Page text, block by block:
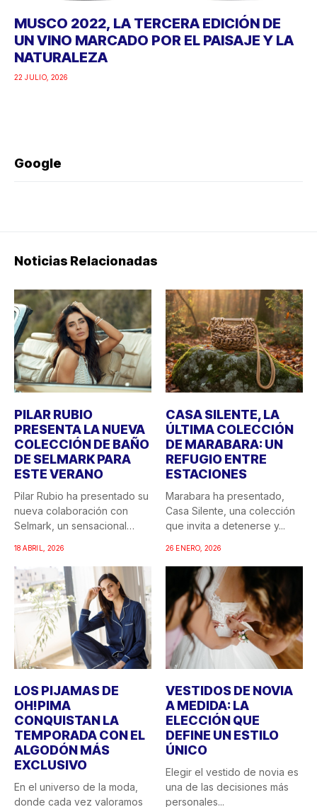
MUSCO 2022, LA TERCERA EDICIÓN DE
UN VINO MARCADO POR EL PAISAJE Y LA
NATURALEZA
22 JULIO, 2026
Google
Noticias Relacionadas
PILAR RUBIO
PRESENTA LA NUEVA
COLECCIÓN DE BAÑO
DE SELMARK PARA
ESTE VERANO
Pilar Rubio ha presentado su
nueva colaboración con
Selmark, un sensacional
18 ABRIL, 2026
CASA SILENTE, LA
ÚLTIMA COLECCIÓN
DE MARABARA: UN
REFUGIO ENTRE
ESTACIONES
Marabara ha presentado,
Casa Silente, una colección
que invita a detenerse y...
26 ENERO, 2026
LOS PIJAMAS DE
OH!PIMA
CONQUISTAN LA
TEMPORADA CON EL
ALGODÓN MÁS
EXCLUSIVO
En el universo de la moda,
donde cada vez valoramos
VESTIDOS DE NOVIA
A MEDIDA: LA
ELECCIÓN QUE
DEFINE UN ESTILO
ÚNICO
Elegir el vestido de novia es
una de las decisiones más
personales...